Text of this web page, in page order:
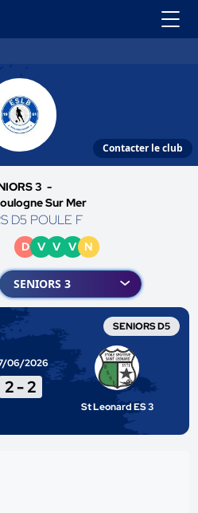
Contacter le club
3 -
Sur Mer
D5 POULE F
D V V V N
SENIORS D5
06/2026
2- 2
St Leonard ES 3